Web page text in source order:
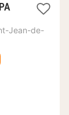
Jean-de-